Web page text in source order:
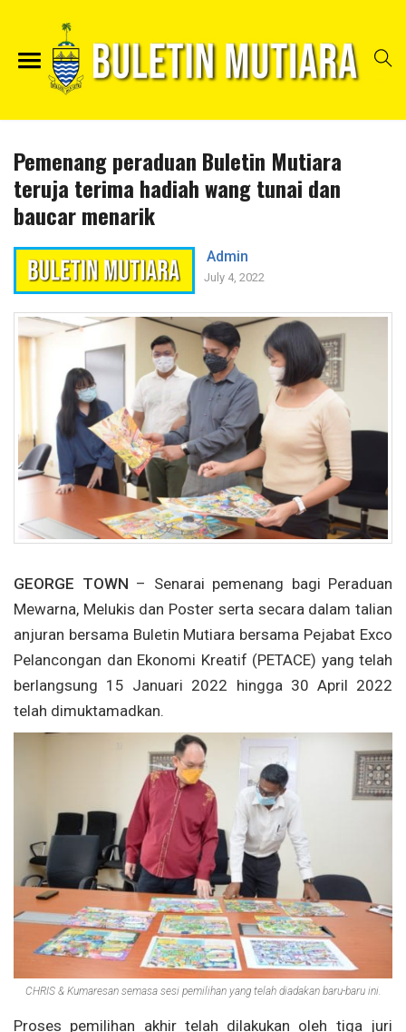
Pemenang peraduan Buletin Mutiara
teruja terima hadiah wang tunai dan
baucar menarik
Admin
July 4, 2022
GEORGE TOWN – Senarai pemenang bagi Peraduan
Mewarna, Melukis dan Poster serta secara dalam talian
anjuran bersama Buletin Mutiara bersama Pejabat Exco
Pelancongan dan Ekonomi Kreatif (PETACE) yang telah
berlangsung 15 Januari 2022 hingga 30 April 2022
telah dimuktamadkan.
CHRIS & Kumaresan semasa sesi pemilihan yang telah diadakan baru-baru ini.
Proses pemilihan akhir telah dilakukan oleh tiga juri